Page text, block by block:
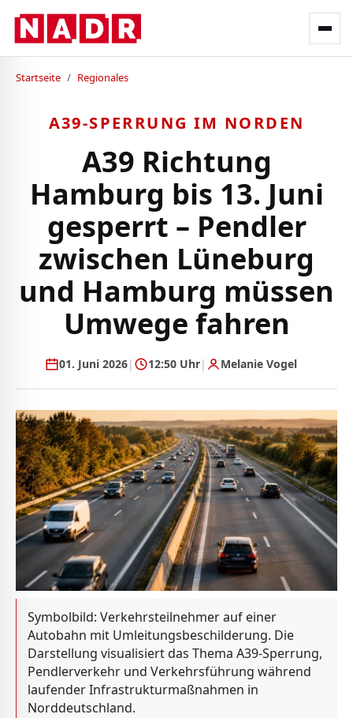
Startseite / Regionales
A39-SPERRUNG IM NORDEN
A39 Richtung
Hamburg bis 13. Juni
gesperrt – Pendler
zwischen Lüneburg
und Hamburg müssen
Umwege fahren
01. Juni 2026| 12:50 Uhr| Melanie Vogel
Symbolbild: Verkehrsteilnehmer auf einer
Autobahn mit Umleitungsbeschilderung. Die
Darstellung visualisiert das Thema A39-Sperrung,
Pendlerverkehr und Verkehrsführung während
laufender Infrastrukturmaßnahmen in
Norddeutschland.